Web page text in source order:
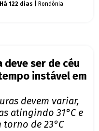
Há 122 dias | Rondônia
ser de céu
instável em
devem variar,
atingindo 31°C e
de 23°C